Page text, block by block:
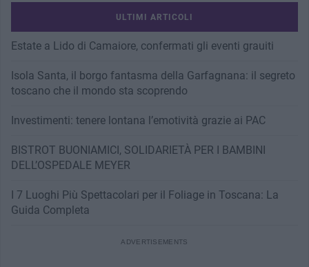
ULTIMI ARTICOLI
Estate a Lido di Camaiore, confermati gli eventi grauiti
Isola Santa, il borgo fantasma della Garfagnana: il segreto
toscano che il mondo sta scoprendo
Investimenti: tenere lontana l’emotività grazie ai PAC
BISTROT BUONIAMICI, SOLIDARIETÀ PER I BAMBINI
DELL’OSPEDALE MEYER
I 7 Luoghi Più Spettacolari per il Foliage in Toscana: La
Guida Completa